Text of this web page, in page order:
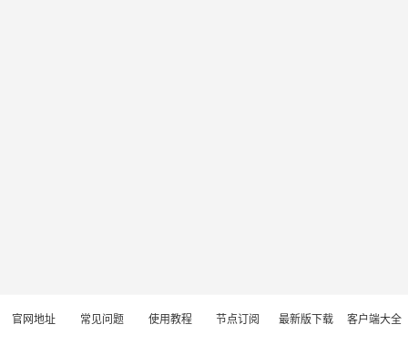
官网地址 常见问题 使用教程 节点订阅 最新版下载 客户端大全